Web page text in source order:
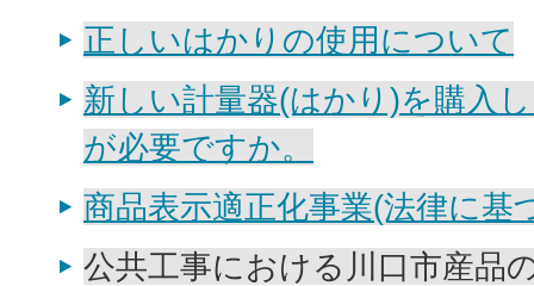
正しいはかりの使用について
新しい計量器(はかり)を購入
が必要ですか。
商品表示適正化事業(法律に基
公共工事における川口市産品